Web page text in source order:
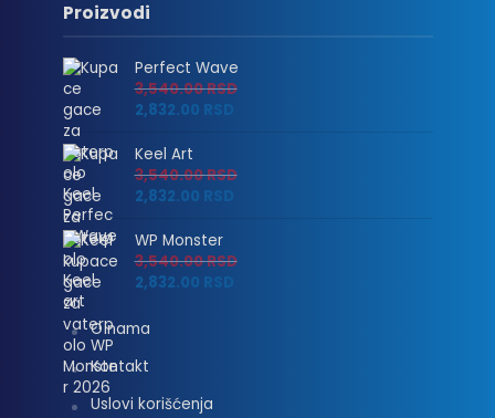
Proizvodi
Perfect Wave
3,540.00RSD
2,832.00 RSD
Keel Art
3,540.00RSD
2,832.00 RSD
WP Monster
3,540.00RSD
2,832.00 RSD
O nama
Kontakt
Uslovi korišćenja